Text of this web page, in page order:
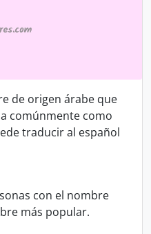
de origen árabe que
comúnmente como
traducir al español
con el nombre
más popular.